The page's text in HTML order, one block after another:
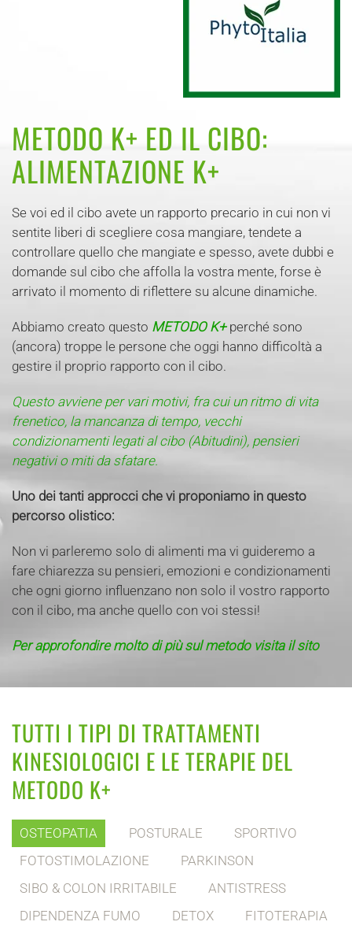
METODO K+ ED IL CIBO:
ALIMENTAZIONE K+
Se voi ed il cibo avete un rapporto precario in cui non vi
sentite liberi di scegliere cosa mangiare, tendete a
controllare quello che mangiate e spesso, avete dubbi e
domande sul cibo che affolla la vostra mente, forse è
arrivato il momento di riflettere su alcune dinamiche.
Abbiamo creato questo METODO K+perché sono
(ancora) troppe le persone che oggi hanno difficoltà a
gestire il proprio rapporto con il cibo.
Questo avviene per vari motivi, fra cui un ritmo di vita
frenetico, la mancanza di tempo, vecchi
condizionamenti legati al cibo (Abitudini), pensieri
negativi o miti da sfatare.
Uno dei tanti approcci che vi proponiamo in questo
percorso olistico:
Non vi parleremo solo di alimenti ma vi guideremo a
fare chiarezza su pensieri, emozioni e condizionamenti
che ogni giorno influenzano non solo il vostro rapporto
con il cibo, ma anche quello con voi stessi!
Per approfondire molto di più sul metodo visita il sito
TUTTI I TIPI DI TRATTAMENTI
KINESIOLOGICI E LE TERAPIE DEL
METODO K+
OSTEOPATIA POSTURALE
SPORTIVO
FOTOSTIMOLAZIONE
PARKINSON
SIBO & COLON IRRITABILE
ANTISTRESS
DIPENDENZA FUMO
DETOX
FITOTERAPIA